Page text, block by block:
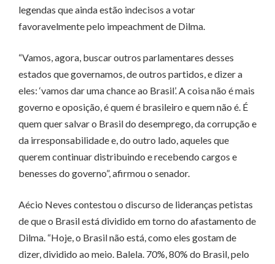
legendas que ainda estão indecisos a votar
favoravelmente pelo impeachment de Dilma.
“Vamos, agora, buscar outros parlamentares desses
estados que governamos, de outros partidos, e dizer a
eles: ‘vamos dar uma chance ao Brasil’. A coisa não é mais
governo e oposição, é quem é brasileiro e quem não é. É
quem quer salvar o Brasil do desemprego, da corrupção e
da irresponsabilidade e, do outro lado, aqueles que
querem continuar distribuindo e recebendo cargos e
benesses do governo”, afirmou o senador.
Aécio Neves contestou o discurso de lideranças petistas
de que o Brasil está dividido em torno do afastamento de
Dilma. “Hoje, o Brasil não está, como eles gostam de
dizer, dividido ao meio. Balela. 70%, 80% do Brasil, pelo